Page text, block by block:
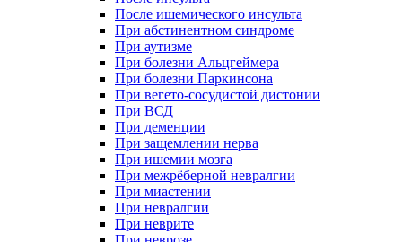
После ишемического инсульта
При абстинентном синдроме
При аутизме
При болезни Альцгеймера
При болезни Паркинсона
При вегето-сосудистой дистонии
При ВСД
При деменции
При защемлении нерва
При ишемии мозга
При межрёберной невралгии
При миастении
При невралгии
При неврите